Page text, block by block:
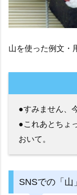
山を使った例文・
●すみません、
●これあとちょ
おいて。
SNSでの「山